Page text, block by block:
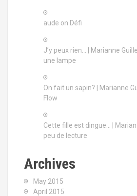
aude on Défi
J’y peux rien… | Marianne
une lampe
On fait un sapin? | Marianne
Flow
Cette fille est dingue… |
peu de lecture
Archives
May 2015
April 2015